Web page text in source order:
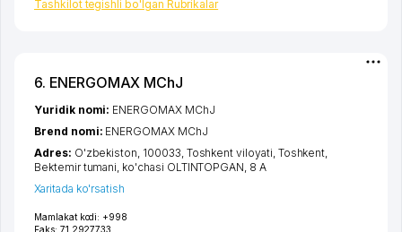
Tashkilot tegishli bo'lgan Rubrikalar
6. ENERGOMAX MChJ
Mamlakat kodi: +998
Faks: 71 2927733
Yuridik nomi: ENERGOMAX MChJ
Brend nomi: ENERGOMAX MChJ
Adres: O'zbekiston, 100033, Toshkent viloyati, Toshkent,
Bektemir tumani, ko'chasi OLTINTOPGAN, 8 А
Xaritada ko'rsatish